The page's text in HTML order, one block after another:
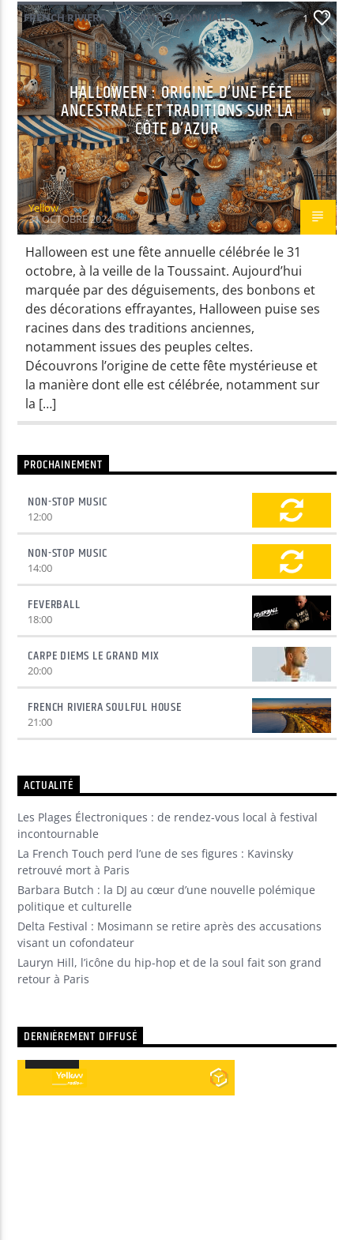
FRENCH RIVIERA JOURNÉES MONDIALES 1
HALLOWEEN : ORIGINE D’UNE FÊTE
ANCESTRALE ET TRADITIONS SUR LA
CÔTE D’AZUR
Yellow
31 OCTOBRE 2024
Halloween est une fête annuelle célébrée le 31
octobre, à la veille de la Toussaint. Aujourd’hui
marquée par des déguisements, des bonbons et
des décorations effrayantes, Halloween puise ses
racines dans des traditions anciennes,
notamment issues des peuples celtes.
Découvrons l’origine de cette fête mystérieuse et
la manière dont elle est célébrée, notamment sur
la […]
PROCHAINEMENT
NON-STOP MUSIC
12:00
NON-STOP MUSIC
14:00
FEVERBALL
18:00
CARPE DIEMS LE GRAND MIX
20:00
FRENCH RIVIERA SOULFUL HOUSE
21:00
ACTUALITÉ
Les Plages Électroniques : de rendez-vous local à festival
incontournable
La French Touch perd l’une de ses figures : Kavinsky
retrouvé mort à Paris
Barbara Butch : la DJ au cœur d’une nouvelle polémique
politique et culturelle
Delta Festival : Mosimann se retire après des accusations
visant un cofondateur
Lauryn Hill, l’icône du hip-hop et de la soul fait son grand
retour à Paris
DERNIÈREMENT DIFFUSÉ
Lecteur
audio